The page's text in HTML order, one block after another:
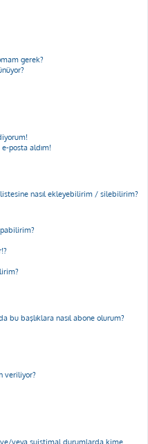
gerek?
posta aldım!
listesine nasıl ekleyebilirim / silebilirim?
bu başlıklara nasıl abone olurum?
veriliyor?
veya suistimal durumlarda kime